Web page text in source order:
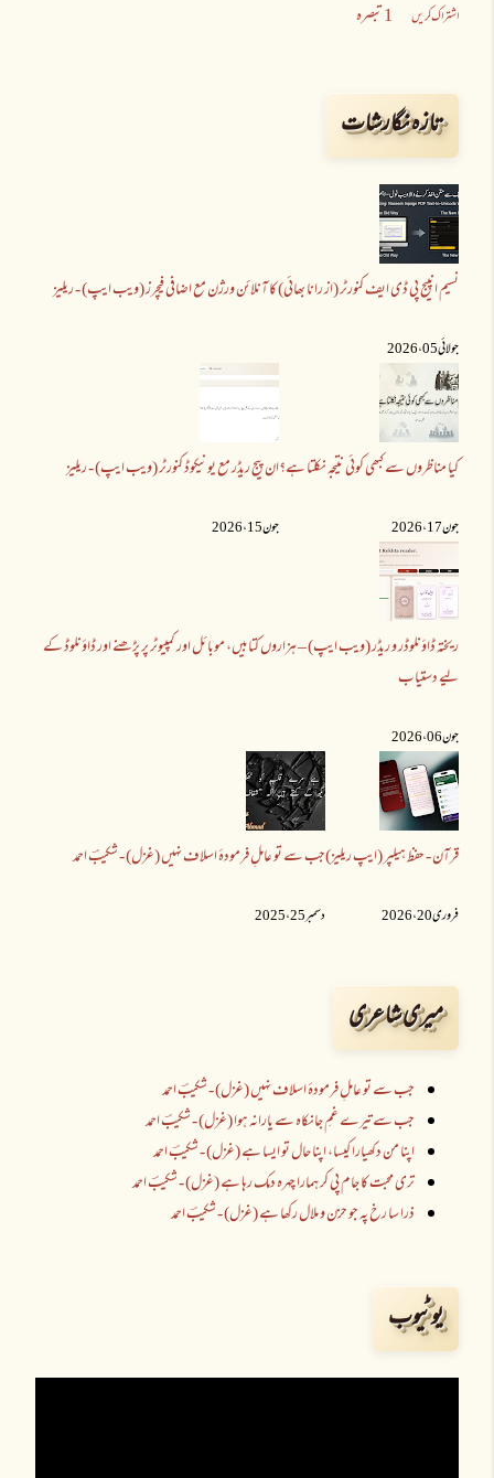
اشتراک کریں 1 تبصرہ
تازہ نگارشات
نسیم انپیج پی ڈی ایف کنورٹر (از رانا بھائی) کا آنلائن ورژن مع اضافی فیچرز (ویب ایپ) - ریلیز
جولائی 05 ،2026
کیا مناظروں سے کبھی کوئی نتیجہ نکلتا ہے؟
جون 17 ،2026
ان پیج ریڈر مع یونیکوڈ کنورٹر (ویب ایپ) - ریلیز
جون 15 ،2026
ریختہ ڈاؤنلوڈر و ریڈر (ویب ایپ) – ہزاروں کتابیں، موبائل اور کمپیوٹر پر پڑھنے اور ڈاؤنلوڈ کے
لیے دستیاب
جون 06 ،2026
قرآن - حفظ ہیلپر (ایپ ریلیز)
فروری 20 ،2026
جب سے تو عاملِ فرمودۂ اسلاف نہیں (غزل) - شکیبؔ احمد
دسمبر 25 ،2025
میری شاعری
جب سے تو عاملِ فرمودۂ اسلاف نہیں (غزل) - شکیبؔ احمد
جب سے تیرے غمِ جانکاہ سے یارانہ ہوا (غزل) - شکیبؔ احمد
اپنا من دکھیارا کیسا، اپنا حال تو ایسا ہے (غزل) - شکیبؔ احمد
تری محبت کا جام پی کر ہمارا چہرہ دمک رہا ہے (غزل) - شکیبؔ احمد
ذرا سا رخ پہ جو حزن و ملال رکھا ہے (غزل) - شکیبؔ احمد
یوٹیوب